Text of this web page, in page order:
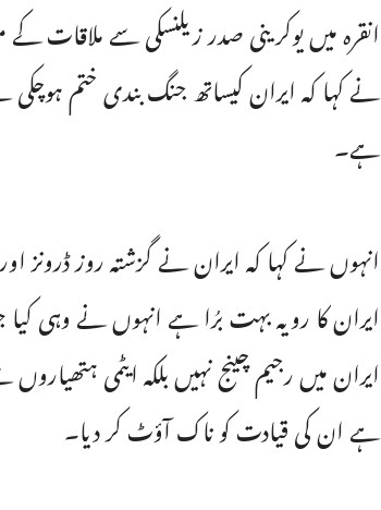
انقرہ میں یوکرینی صدر زیلنسکی سے ملاقات
نے کہا کہ ایران کیساتھ جنگ بندی ختم
ہے۔
انہوں نے کہا کہ ایران نے گزشتہ روز ڈرونز
ایران میں رجیم چینج نہیں بلکہ ایٹمی
ہے ان کی قیادت کو ناک آؤٹ کر دیا۔